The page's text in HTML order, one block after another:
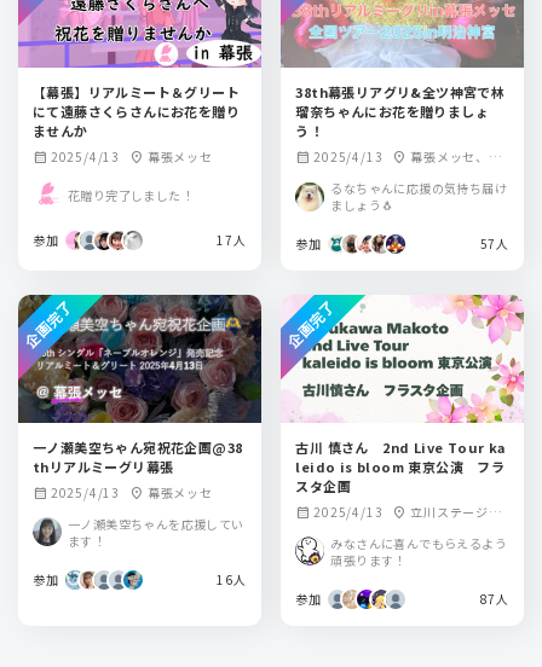
【幕張】リアルミート＆グリート
にて遠藤さくらさんにお花を贈り
ませんか
calendar_month 2025/4/13 location_on 幕張メッセ
花贈り完了しました！
参加 17人
38th幕張リアグリ&全ツ神宮で林
瑠奈ちゃんにお花を贈りましょ
う！
calendar_month 2025/4/13 location_on 幕張メッセ、明
治神宮野球場
るなちゃんに応援の気持ち届け
ましょう🐧
参加 57人
一ノ瀬美空ちゃん宛祝花企画@38
thリアルミーグリ幕張
calendar_month 2025/4/13 location_on 幕張メッセ
一ノ瀬美空ちゃんを応援してい
ます！
参加 16人
企画完了
古川 慎さん 2nd Live Tour ka
leido is bloom 東京公演 フラ
スタ企画
calendar_month 2025/4/13 location_on 立川ステージガ
みなさんに喜んでもらえるよう
頑張ります！
参加 87人
企画完了